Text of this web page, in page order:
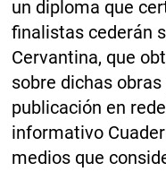
un diploma que
finalistas cederán
Cervantina, que
sobre dichas
publicación en
informativo
medios que